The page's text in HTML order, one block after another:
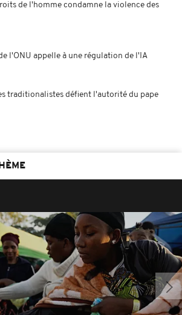
de l'homme condamne la violence des
l'ONU appelle à une régulation de l'IA
traditionalistes défient l'autorité du pape